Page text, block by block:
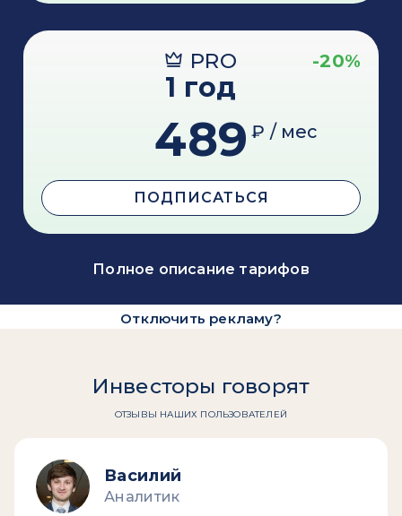
PRO -20%
1 год
489 ₽ / мес
ПОДПИСАТЬСЯ
Полное описание тарифов
Отключить рекламу?
Инвесторы говорят
ОТЗЫВЫ НАШИХ ПОЛЬЗОВАТЕЛЕЙ
Василий
Аналитик